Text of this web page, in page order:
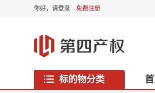
你好， 请登录 免费注册
标的物分类